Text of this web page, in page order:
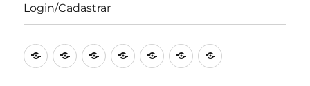
Login/Cadastrar
PortalConverse
Blog CanalForumIDE
Revista